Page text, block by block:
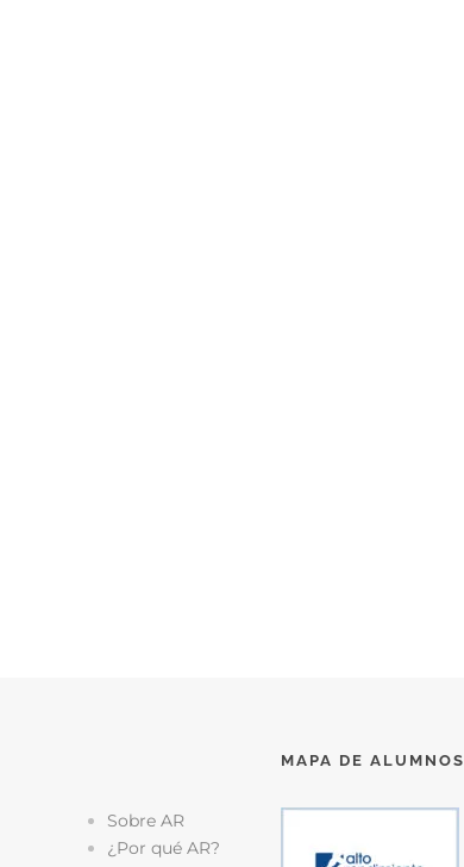
Sobre AR
¿Por qué AR?
MAPA DE ALUMNOS